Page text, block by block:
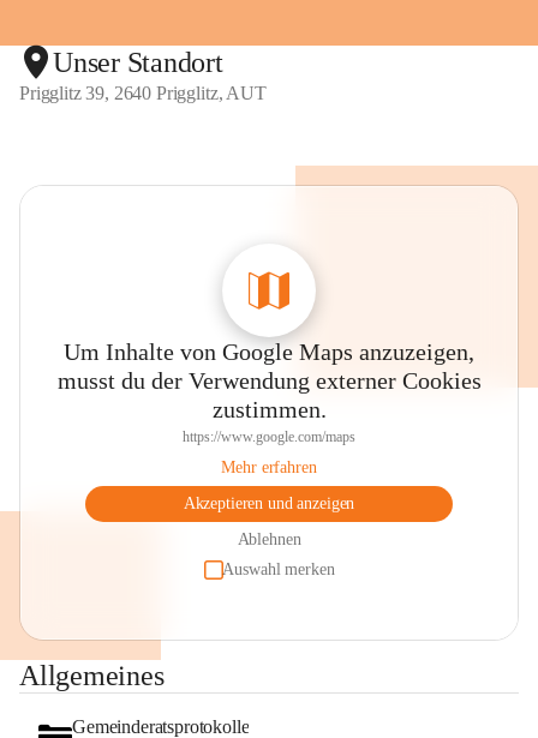
Unser Standort
Prigglitz 39, 2640 Prigglitz, AUT
Um Inhalte von Google Maps anzuzeigen,
musst du der Verwendung externer Cookies
zustimmen.
https://www.google.com/maps
Mehr erfahren
Akzeptieren und anzeigen
Ablehnen
Auswahl merken
Allgemeines
Gemeinderatsprotokolle